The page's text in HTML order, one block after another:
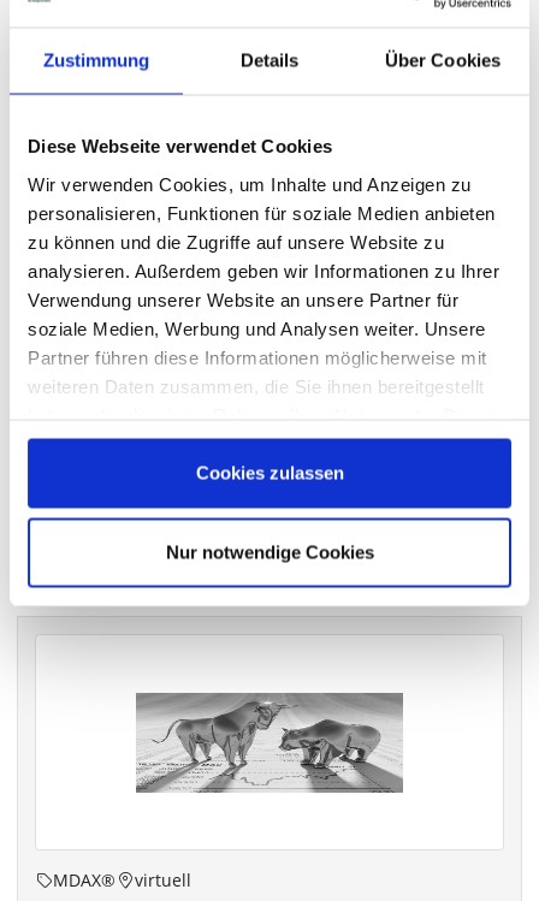
Zustimmung Details Über Cookies
Diese Webseite verwendet Cookies
Wir verwenden Cookies, um Inhalte und Anzeigen zu
personalisieren, Funktionen für soziale Medien anbieten
zu können und die Zugriffe auf unsere Website zu
analysieren. Außerdem geben wir Informationen zu Ihrer
Verwendung unserer Website an unsere Partner für
soziale Medien, Werbung und Analysen weiter. Unsere
Partner führen diese Informationen möglicherweise mit
weiteren Daten zusammen, die Sie ihnen bereitgestellt
gesammelt haben.
Cookies zulassen
Nur notwendige Cookies
WEITERFÜHRENDE LINKS
STIMMRECHTSVERTRETUNG DURCH DIE DSW
Die DSW vertritt Ihre Stimmrechteauf sämtlichen
wichtigen Hauptversammlungen in Deutschland.
Die nächsten Termine
MDAX®
virtuell